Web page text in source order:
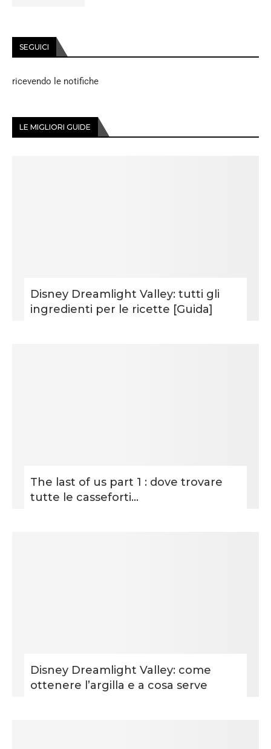
SEGUICI
ricevendo le notifiche
LE MIGLIORI GUIDE
Disney Dreamlight Valley: tutti gli
ingredienti per le ricette [Guida]
The last of us part 1 : dove trovare
tutte le casseforti...
Disney Dreamlight Valley: come
ottenere l’argilla e a cosa serve